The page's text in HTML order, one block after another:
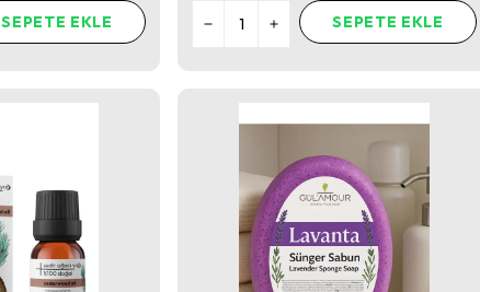
SEPETE EKLE SEPETE EKLE